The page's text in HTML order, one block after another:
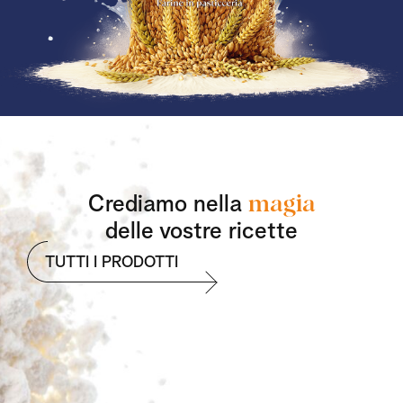
Crediamo nella magia
delle vostre ricette
TUTTI I PRODOTTI